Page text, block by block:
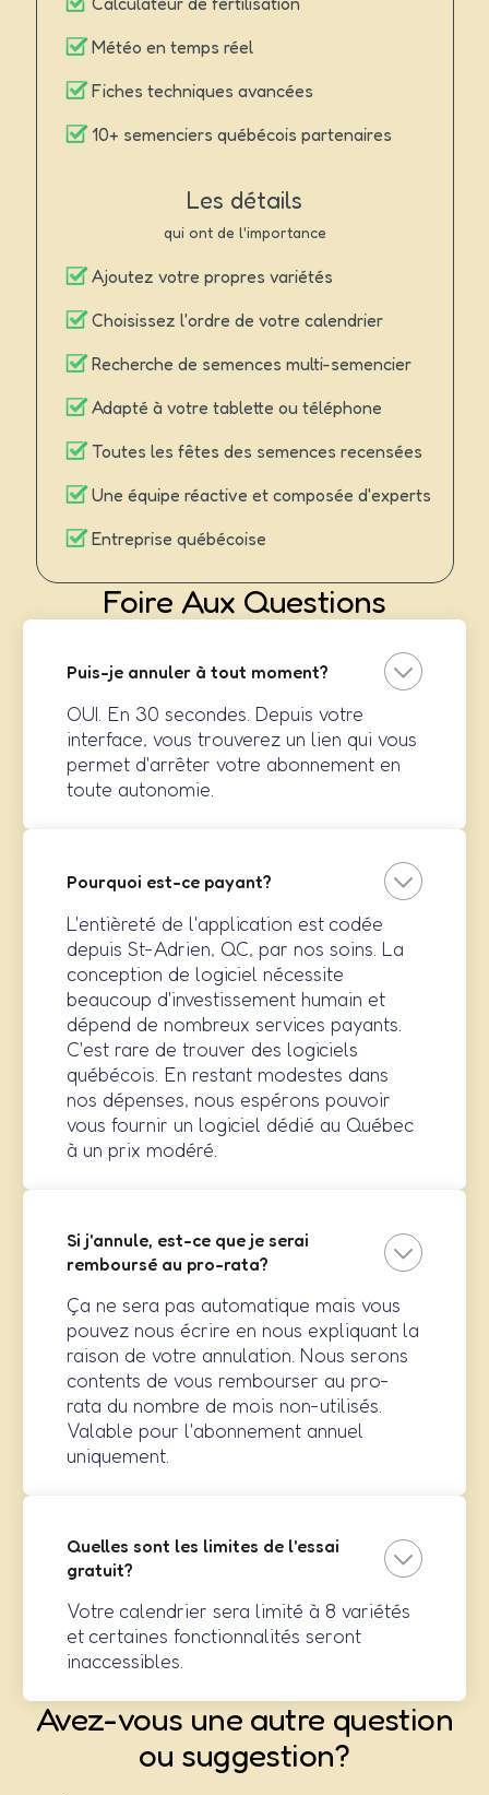
Météo en temps réel
Fiches techniques avancées
10+ semenciers québécois partenaires
Les détails
qui ont de l'importance
Ajoutez votre propres variétés
Choisissez l'ordre de votre calendrier
Recherche de semences multi-semencier
Adapté à votre tablette ou téléphone
Toutes les fêtes des semences recensées
Une équipe réactive et composée d'experts
Entreprise québécoise
Foire Aux Questions
Puis-je annuler à tout moment?
OUI. En 30 secondes. Depuis votre
interface, vous trouverez un lien qui vous
permet d'arrêter votre abonnement en
toute autonomie.
Pourquoi est-ce payant?
L'entièreté de l'application est codée
depuis St-Adrien, QC, par nos soins. La
conception de logiciel nécessite
beaucoup d'investissement humain et
dépend de nombreux services payants.
C'est rare de trouver des logiciels
québécois. En restant modestes dans
nos dépenses, nous espérons pouvoir
vous fournir un logiciel dédié au Québec
à un prix modéré.
Si j'annule, est-ce que je serai
remboursé au pro-rata?
Ça ne sera pas automatique mais vous
pouvez nous écrire en nous expliquant la
raison de votre annulation. Nous serons
contents de vous rembourser au pro-
rata du nombre de mois non-utilisés.
Valable pour l'abonnement annuel
uniquement.
Quelles sont les limites de l'essai
gratuit?
Votre calendrier sera limité à 8 variétés
et certaines fonctionnalités seront
inaccessibles.
Avez-vous une autre question
ou suggestion?